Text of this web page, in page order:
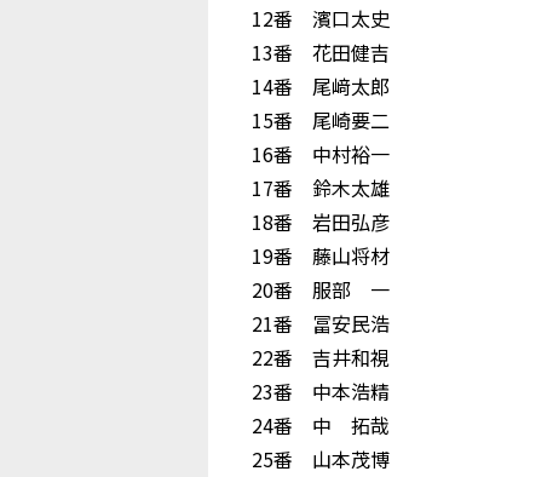
12番 濱口太史
13番 花田健吉
14番 尾﨑太郎
15番 尾崎要二
16番 中村裕一
17番 鈴木太雄
18番 岩田弘彦
19番 藤山将材
20番 服部 一
21番 冨安民浩
22番 吉井和視
23番 中本浩精
24番 中 拓哉
25番 山本茂博